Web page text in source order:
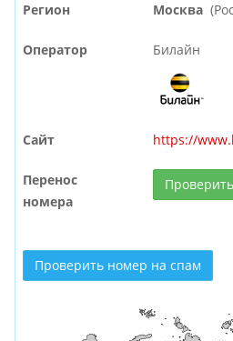
Регион Москва
Оператор Билайн
Сайт https://
Перенос
номера
Проверить номер на спам